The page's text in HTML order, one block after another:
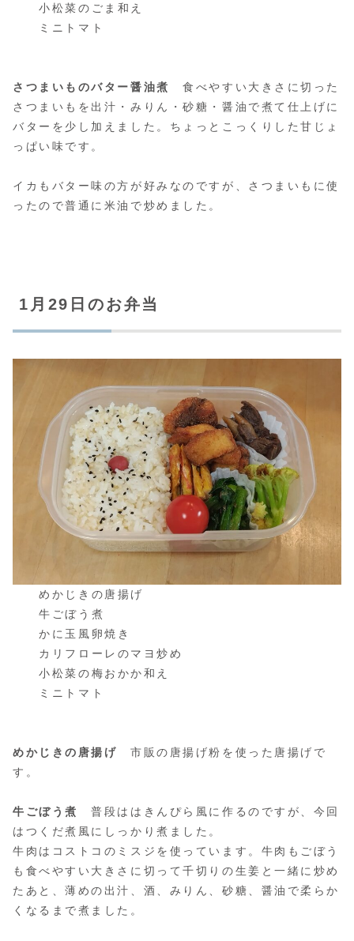
小松菜のごま和え
ミニトマト
さつまいものバター醤油煮
食べやすい大きさに切った
さつまいもを出汁・みりん・砂糖・醤油で煮て仕上げに
バターを少し加えました。ちょっとこっくりした甘じょ
っぱい味です。
イカもバター味の方が好みなのですが、さつまいもに使
ったので普通に米油で炒めました。
1月29日のお弁当
めかじきの唐揚げ
牛ごぼう煮
かに玉風卵焼き
カリフローレのマヨ炒め
小松菜の梅おかか和え
ミニトマト
めかじきの唐揚げ 市販の唐揚げ粉を使った唐揚げで
す。
牛ごぼう煮
普段ははきんぴら風に作るのですが、今回
はつくだ煮風にしっかり煮ました。
牛肉はコストコのミスジを使っています。牛肉もごぼう
も食べやすい大きさに切って千切りの生姜と一緒に炒め
たあと、薄めの出汁、酒、みりん、砂糖、醤油で柔らか
くなるまで煮ました。